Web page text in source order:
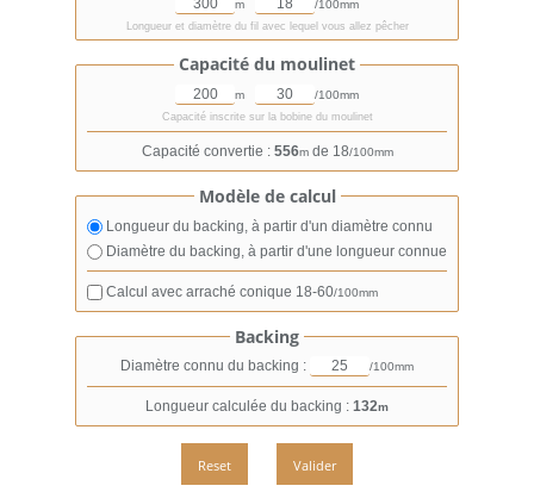
m /100mm
Longueur et diamètre du fil avec lequel vous allez pêcher
Capacité du moulinet
m /100mm
Capacité inscrite sur la bobine du moulinet
Capacité convertie : 556mde 18/100mm
Modèle de calcul
Longueur du backing, à partir d'un diamètre connu
Diamètre du backing, à partir d'une longueur connue
Calcul avec arraché conique 18-60/100mm
Backing
Diamètre connu du backing : /100mm
Longueur calculée du backing : 132m